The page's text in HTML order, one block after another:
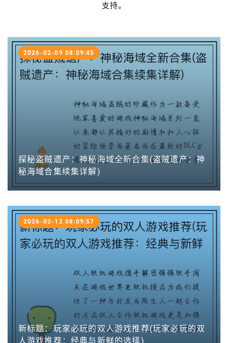
支持。
探秘盗贼遗产：神秘海域全新合集(盗贼遗产：神
秘海域合集续集详解)
2026-02-09 08:09:45
新标题：玩家必玩的双人游戏推荐(玩家必玩的双
人游戏推荐：经典与新鲜的选择)
2026-02-12 08:09:57